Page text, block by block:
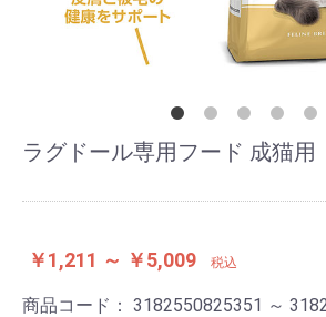
ラグドール専用フード 成猫用
￥1,211 ～ ￥5,009 税込
商品コード： 3182550825351 ～